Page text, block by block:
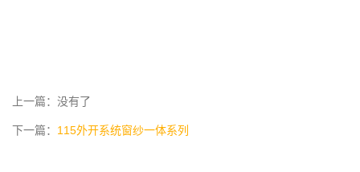
上一篇：没有了
下一篇： 115外开系统窗纱一体系列